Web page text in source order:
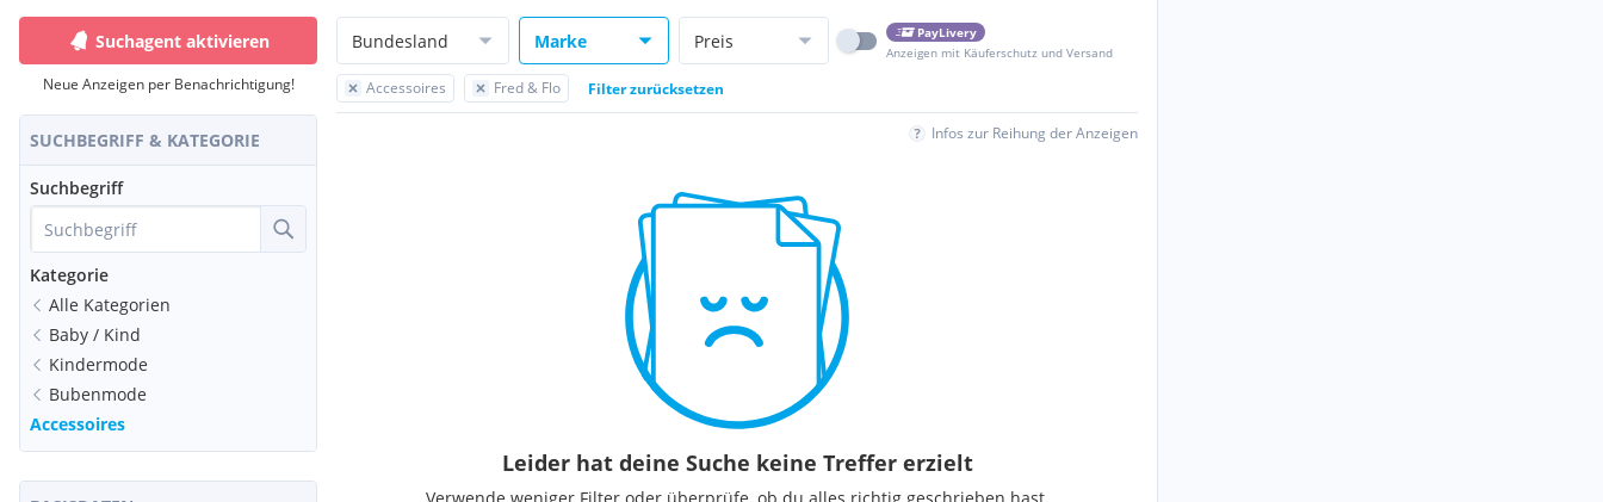
Suchagent aktivieren
Neue Anzeigen per Benachrichtigung!
SUCHBEGRIFF & KATEGORIE
Suchbegriff
Kategorie
Alle Kategorien
Baby / Kind
Kindermode
Bubenmode
Accessoires
Bundesland Marke Preis
PayLivery
Anzeigen mit Käuferschutz und Versand
Accessoires Fred & Flo Filter zurücksetzen
Infos zur Reihung der Anzeigen
Leider hat deine Suche keine Treffer erzielt